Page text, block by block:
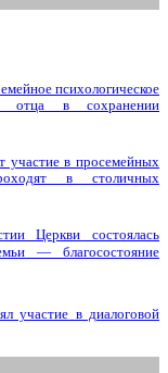
психологическое
отца в сохранении
участие в просемейных
в столичных
Церкви состоялась
— благосостояние
участие в диалоговой